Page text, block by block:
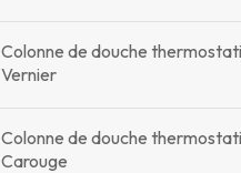
Colonne de douche
Vernier
Colonne de douche
Carouge